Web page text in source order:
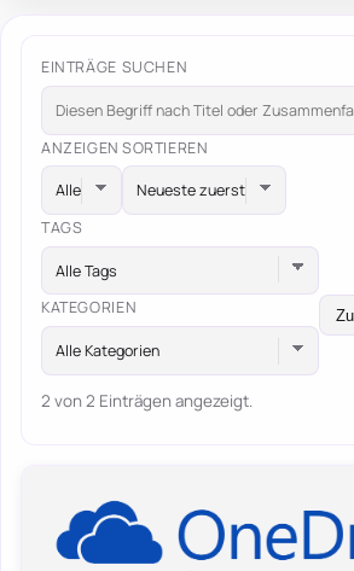
EINTRÄGE SUCHEN
ANZEIGEN SORTIEREN
TAGS
Alle Tags
KATEGORIEN
Alle Kategorien
2 von 2 Einträgen angezeigt.